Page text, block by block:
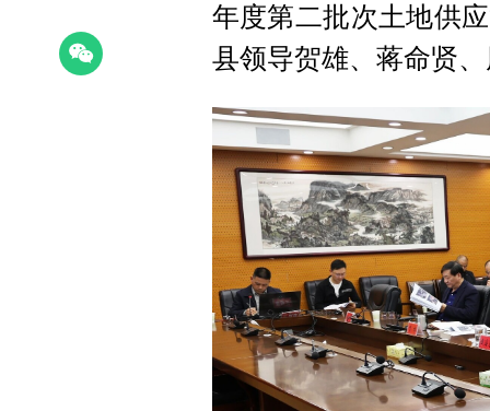
年度第二批次土地供
县领导贺雄、蒋命贤